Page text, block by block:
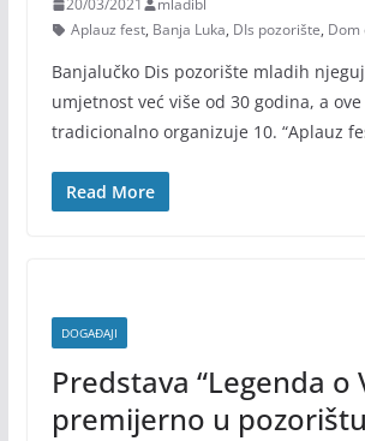
20/03/2021
mladibl
Aplauz fest, Banja Luka, DIs pozorište, Dom
Banjalučko Dis pozorište mladih
umjetnost već više od 30 godina, a
tradicionalno organizuje 10. “Aplauz
Read More
DOGAĐAJI
Predstava “Legenda o
premijerno u